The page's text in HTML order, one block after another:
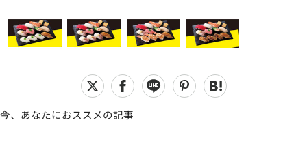
今、あなたにおススメの記事